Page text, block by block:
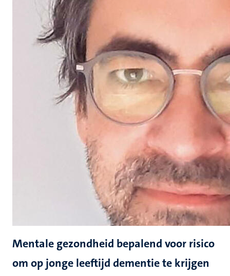
Mentale gezondheid bepalend voor risico
om op jonge leeftijd dementie te krijgen